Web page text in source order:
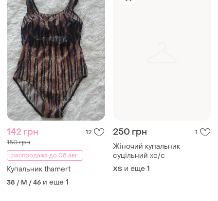
142 грн 12
150 грн
распродажа до 08 авг.
Купальник thamert
38 / M / 46 и еще 1
250 грн 1
Жіночий купальник
суцільний хс/с
ХS и еще 1